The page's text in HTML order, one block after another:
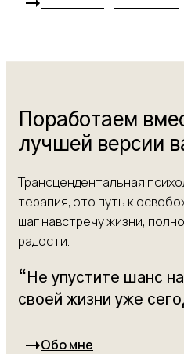
Поработаем
лучшей версии
Трансцендентальная
терапия, это путь к
шаг навстречу жизни,
радости.
“Не упустите шанс
своей жизни уже
Обо мне